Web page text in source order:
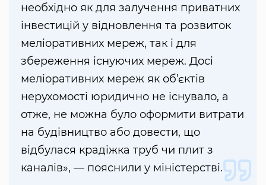
необхідно як для залучення приватних
інвестицій у відновлення та розвиток
меліоративних мереж, так і для
збереження існуючих мереж. Досі
меліоративних мереж як об’єктів
нерухомості юридично не існувало, а
отже, не можна було оформити витрати
на будівництво або довести, що
відбулася крадіжка труб чи плит з
каналів», — пояснили у міністерстві.